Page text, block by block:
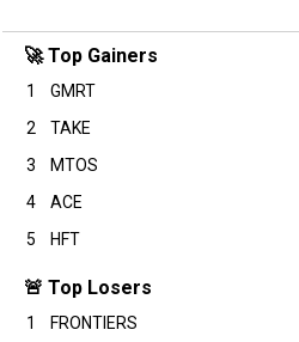
🚀 Top Gainers
1 GMRT
2
TAKE
3
MTOS
4
ACE
5
HFT
🚨 Top Losers
1 FRONTIERS